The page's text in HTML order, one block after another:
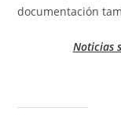
documentación
Noticias